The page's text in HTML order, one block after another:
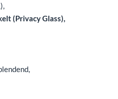
(Privacy Glass),